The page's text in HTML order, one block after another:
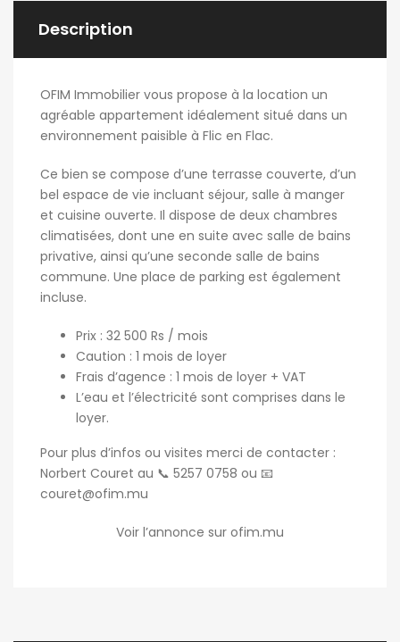
Description
OFIM Immobilier vous propose à la location un
agréable appartement idéalement situé dans un
environnement paisible à Flic en Flac.
Ce bien se compose d’une terrasse couverte, d’un
bel espace de vie incluant séjour, salle à manger
et cuisine ouverte. Il dispose de deux chambres
climatisées, dont une en suite avec salle de bains
privative, ainsi qu’une seconde salle de bains
commune. Une place de parking est également
incluse.
Prix : 32 500 Rs / mois
Caution : 1 mois de loyer
Frais d’agence : 1 mois de loyer + VAT
L’eau et l’électricité sont comprises dans le
loyer.
Pour plus d’infos ou visites merci de contacter :
Norbert Couret au 📞 5257 0758 ou 📧
couret@ofim.mu
Voir l’annonce sur ofim.mu